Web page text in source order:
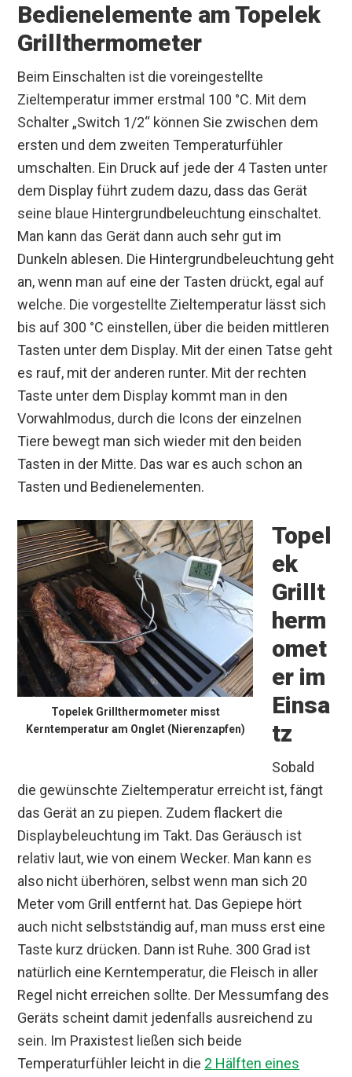
Bedienelemente am Topelek
Grillthermometer
Beim Einschalten ist die voreingestellte
Zieltemperatur immer erstmal 100 °C. Mit dem
Schalter „Switch 1/2“ können Sie zwischen dem
ersten und dem zweiten Temperaturfühler
umschalten. Ein Druck auf jede der 4 Tasten unter
dem Display führt zudem dazu, dass das Gerät
seine blaue Hintergrundbeleuchtung einschaltet.
Man kann das Gerät dann auch sehr gut im
Dunkeln ablesen. Die Hintergrundbeleuchtung geht
an, wenn man auf eine der Tasten drückt, egal auf
welche. Die vorgestellte Zieltemperatur lässt sich
bis auf 300 °C einstellen, über die beiden mittleren
Tasten unter dem Display. Mit der einen Tatse geht
es rauf, mit der anderen runter. Mit der rechten
Taste unter dem Display kommt man in den
Vorwahlmodus, durch die Icons der einzelnen
Tiere bewegt man sich wieder mit den beiden
Tasten in der Mitte. Das war es auch schon an
Tasten und Bedienelementen.
Topelek Grillthermometer misst
Kerntemperatur am Onglet (Nierenzapfen)
Topel
ek
Grillt
herm
omet
er im
Einsa
tz
Sobald
die gewünschte Zieltemperatur erreicht ist, fängt
das Gerät an zu piepen. Zudem flackert die
Displaybeleuchtung im Takt. Das Geräusch ist
relativ laut, wie von einem Wecker. Man kann es
also nicht überhören, selbst wenn man sich 20
Meter vom Grill entfernt hat. Das Gepiepe hört
auch nicht selbstständig auf, man muss erst eine
Taste kurz drücken. Dann ist Ruhe. 300 Grad ist
natürlich eine Kerntemperatur, die Fleisch in aller
Regel nicht erreichen sollte. Der Messumfang des
Geräts scheint damit jedenfalls ausreichend zu
sein. Im Praxistest ließen sich beide
Temperaturfühler leicht in die 2 Hälften eines